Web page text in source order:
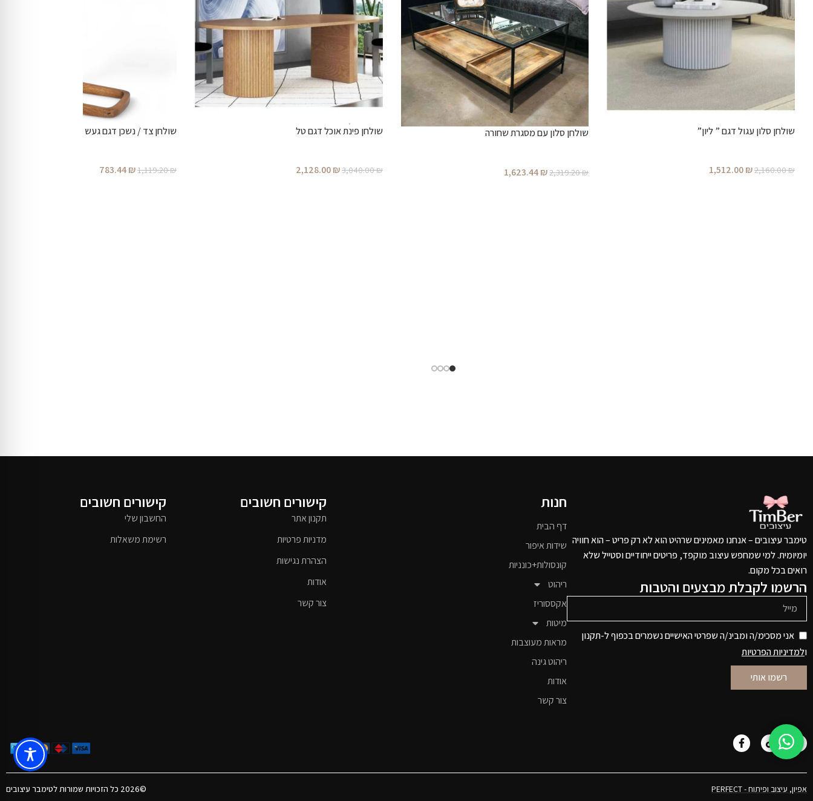
שולחן סלון עגול דגם ” ליון”
2,160.00₪
1,512.00₪
שולחן סלון עם מסגרת שחורה
2,319.20₪
1,623.44₪
שולחן פינת אוכל דגם טל
3,040.00₪
2,128.00₪
שולחן צד / נשכן דגם געש
1,119.20₪
783.44₪
טימבר עיצובים – אנחנו מאמינים שרהיט הוא לא רק פריט – הוא חוויה
יומיומית. למי שמחפש עיצוב מוקפד, פריטים ייחודיים וסטייל שלא
רואים בכל מקום.
הרשמו לקבלת מבצעים והטבות
אני מסכימ/ה ומבינ/ה שפרטי האישיים נשמרים בכפוף ל-תקנון
ולמדיניות הפרטיות
רשמו אותי
חנות
דף הבית
שידות איפור
קונסולות+כונניות
ריהוט
אקססוריז
מיטות
מראות מעוצבות
ריהוט גינה
אודות
צור קשר
קישורים חשובים
תקנון אתר
מדניות פרטיות
הצהרת נגישות
אודות
צור קשר
קישורים חשובים
החשבון שלי
רשימת משאלות
אפיון, עיצוב ופיתוח - PERFECT ©2026 כל הזכויות שמורות לטימבר עיצובים